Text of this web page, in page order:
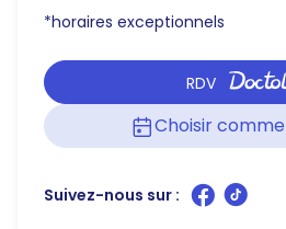
*horaires exceptionnels
RDV
Choisir
Suivez-nous sur :